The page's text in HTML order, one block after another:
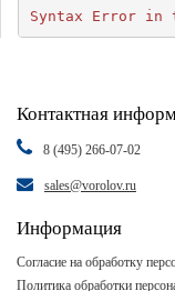
Syntax Error in
Контактная
8 (495) 266-07-02
sales@vorolov.ru
Информация
Согласие на обработку
Политика обработки